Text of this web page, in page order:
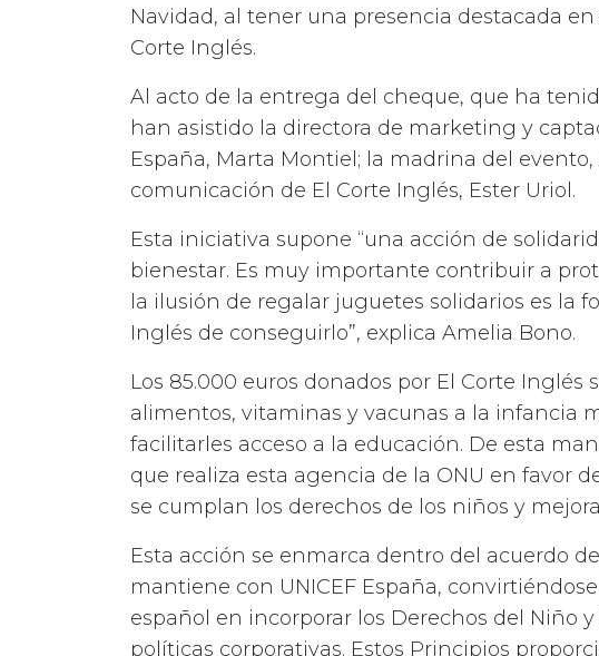
Navidad, al tener una presencia destacada
Corte Inglés.
Al acto de la entrega del cheque, que ha
han asistido la directora de marketing y
España, Marta Montiel; la madrina del
comunicación de El Corte Inglés, Ester Uriol.
Esta iniciativa supone “una acción de
bienestar. Es muy importante contribuir a
la ilusión de regalar juguetes solidarios es la
Inglés de conseguirlo”, explica Amelia Bono.
Los 85.000 euros donados por El Corte Inglés
alimentos, vitaminas y vacunas a la infancia
facilitarles acceso a la educación. De esta
que realiza esta agencia de la ONU en favor
se cumplan los derechos de los niños y
Esta acción se enmarca dentro del acuerdo
mantiene con UNICEF España,
español en incorporar los Derechos del Niño
políticas corporativas. Estos Principios